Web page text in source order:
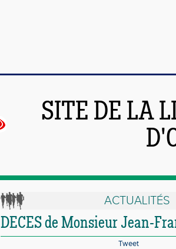
SITE DE LA
ACTUALITÉS
DECES de Monsieur Jean-
Tweet